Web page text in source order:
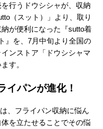
行うドウシシャが、収納
（スット）」より、取り
が便利になった『sutto着
を、7月中旬より全国の
ンストア「ドウシシャマ
す。
イパンが進化！
、フライパン収納に悩ん
を立たせることでその悩